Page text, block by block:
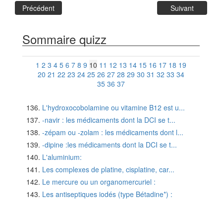
Précédent Suivant
Sommaire quizz
1 2 3 4 5 6 7 8 9 10 11 12 13 14 15 16 17 18 19
20 21 22 23 24 25 26 27 28 29 30 31 32 33 34
35 36 37
L'hydroxocobolamine ou vitamine B12 est u...
-navir : les médicaments dont la DCI se t...
-zépam ou -zolam : les médicaments dont l...
-dipine :les médicaments dont la DCI se t...
L'aluminium:
Les complexes de platine, cisplatine, car...
Le mercure ou un organomercuriel :
Les antiseptiques iodés (type Bétadine*) :